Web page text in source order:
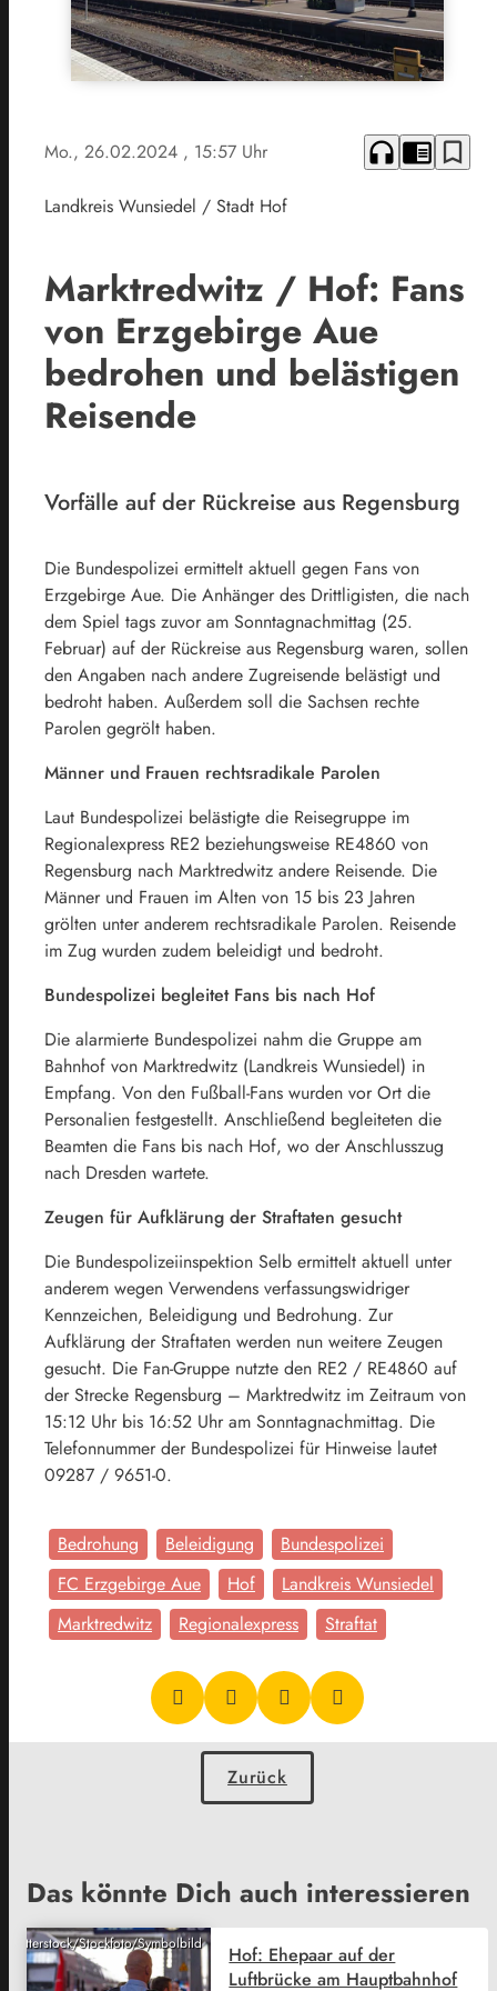
Mo., 26.02.2024 , 15:57 Uhr headphones chrome_reader_mode bookmark_border
Landkreis Wunsiedel / Stadt Hof
Marktredwitz / Hof: Fans
von Erzgebirge Aue
bedrohen und belästigen
Reisende
Vorfälle auf der Rückreise aus Regensburg
Die Bundespolizei ermittelt aktuell gegen Fans von
Erzgebirge Aue. Die Anhänger des Drittligisten, die nach
dem Spiel tags zuvor am Sonntagnachmittag (25.
Februar) auf der Rückreise aus Regensburg waren, sollen
den Angaben nach andere Zugreisende belästigt und
bedroht haben. Außerdem soll die Sachsen rechte
Parolen gegrölt haben.
Männer und Frauen rechtsradikale Parolen
Laut Bundespolizei belästigte die Reisegruppe im
Regionalexpress RE2 beziehungsweise RE4860 von
Regensburg nach Marktredwitz andere Reisende. Die
Männer und Frauen im Alten von 15 bis 23 Jahren
grölten unter anderem rechtsradikale Parolen. Reisende
im Zug wurden zudem beleidigt und bedroht.
Bundespolizei begleitet Fans bis nach Hof
Die alarmierte Bundespolizei nahm die Gruppe am
Bahnhof von Marktredwitz (Landkreis Wunsiedel) in
Empfang. Von den Fußball-Fans wurden vor Ort die
Personalien festgestellt. Anschließend begleiteten die
Beamten die Fans bis nach Hof, wo der Anschlusszug
nach Dresden wartete.
Zeugen für Aufklärung der Straftaten gesucht
Die Bundespolizeiinspektion Selb ermittelt aktuell unter
anderem wegen Verwendens verfassungswidriger
Kennzeichen, Beleidigung und Bedrohung. Zur
Aufklärung der Straftaten werden nun weitere Zeugen
gesucht. Die Fan-Gruppe nutzte den RE2 / RE4860 auf
der Strecke Regensburg – Marktredwitz im Zeitraum von
15:12 Uhr bis 16:52 Uhr am Sonntagnachmittag. Die
Telefonnummer der Bundespolizei für Hinweise lautet
09287 / 9651-0.
Bedrohung Beleidigung
Bundespolizei
FC Erzgebirge Aue
Hof
Landkreis Wunsiedel
Marktredwitz
Regionalexpress Straftat
Zurück
Das könnte Dich auch interessieren
Shutterstock/Stockfoto/Symbolbild
Hof: Ehepaar auf der
Luftbrücke am Hauptbahnhof